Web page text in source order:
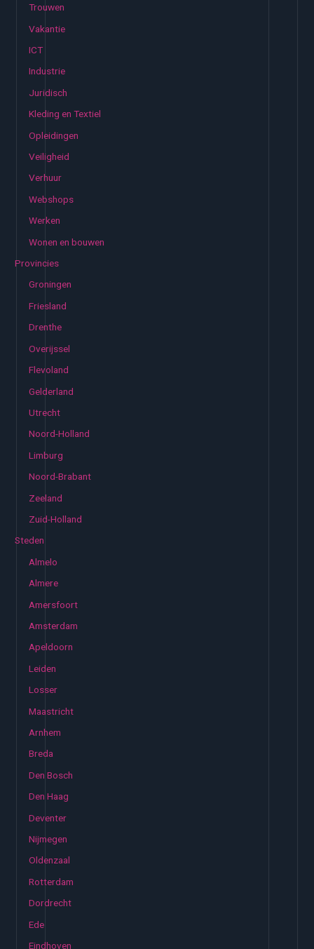
Trouwen
Vakantie
ICT
Industrie
Juridisch
Kleding en Textiel
Opleidingen
Veiligheid
Verhuur
Webshops
Werken
Wonen en bouwen
Provincies
Groningen
Friesland
Drenthe
Overijssel
Flevoland
Gelderland
Utrecht
Noord-Holland
Limburg
Noord-Brabant
Zeeland
Zuid-Holland
Steden
Almelo
Almere
Amersfoort
Amsterdam
Apeldoorn
Leiden
Losser
Maastricht
Arnhem
Breda
Den Bosch
Den Haag
Deventer
Nijmegen
Oldenzaal
Rotterdam
Dordrecht
Ede
Eindhoven